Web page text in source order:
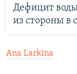
Дефицит
из стороны в
Ana Larkina